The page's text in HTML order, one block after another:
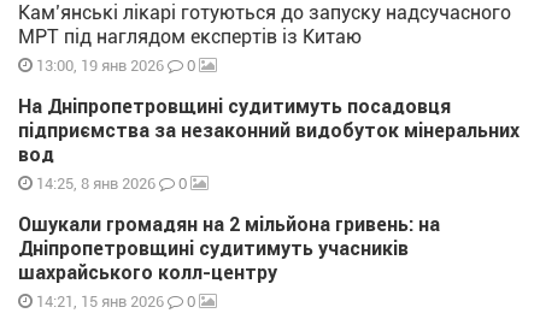
Кам’янські лікарі готуються до запуску надсучасного
МРТ під наглядом експертів із Китаю
13:00, 19 янв 2026 0
На Дніпропетровщині судитимуть посадовця
підприємства за незаконний видобуток мінеральних
вод
14:25, 8 янв 2026 0
Ошукали громадян на 2 мільйона гривень: на
Дніпропетровщині судитимуть учасників
шахрайського колл-центру
14:21, 15 янв 2026 0